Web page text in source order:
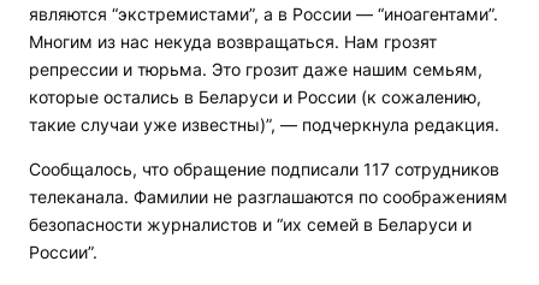
являются “экстремистами”, а в России — “иноагентами”.
Многим из нас некуда возвращаться. Нам грозят
репрессии и тюрьма. Это грозит даже нашим семьям,
которые остались в Беларуси и России (к сожалению,
такие случаи уже известны)”, — подчеркнула редакция.
Сообщалось, что обращение подписали 117 сотрудников
телеканала. Фамилии не разглашаются по соображениям
безопасности журналистов и “их семей в Беларуси и
России”.